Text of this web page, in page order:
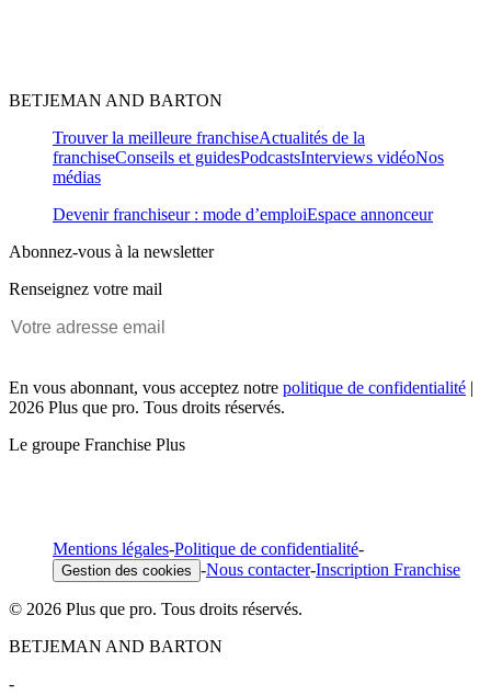
BETJEMAN AND BARTON
Trouver la meilleure franchiseActualités de la
franchiseConseils et guidesPodcastsInterviews vidéoNos
médias
Devenir franchiseur : mode d’emploiEspace annonceur
Abonnez-vous à la newsletter
Renseignez votre mail
En vous abonnant, vous acceptez notre politique de confidentialité |
2026 Plus que pro. Tous droits réservés.
Le groupe Franchise Plus
Mentions légales-Politique de confidentialité-
Gestion des cookies -Nous contacter-Inscription Franchise
© 2026 Plus que pro. Tous droits réservés.
BETJEMAN AND BARTON
-